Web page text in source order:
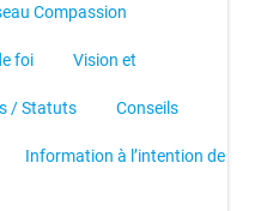
Compassion
foi Vision et
/ Statuts Conseils
Information à l’intention de